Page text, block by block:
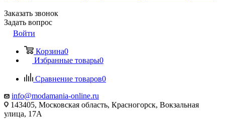
Заказать звонок
Задать вопрос
Войти
Корзина0
Избранные товары0
Сравнение товаров0
info@modamania-online.ru
143405, Московская область, Красногорск, Вокзальная
улица, 17А